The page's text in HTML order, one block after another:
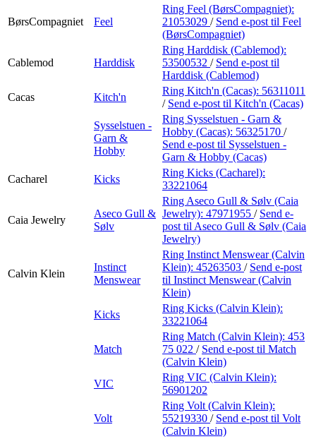
BørsCompagniet Feel
Ring Feel (BørsCompagniet):
21053029 / Send e-post til Feel
(BørsCompagniet)
Cablemod Harddisk
Ring Harddisk (Cablemod):
53500532 / Send e-post til
Harddisk (Cablemod)
Cacas
Kitch'n
Ring Kitch'n (Cacas): 56311011
/ Send e-post til Kitch'n (Cacas)
Sysselstuen -
Garn &
Hobby
Ring Sysselstuen - Garn &
Hobby (Cacas): 56325170 /
Send e-post til Sysselstuen -
Garn & Hobby (Cacas)
Cacharel
Kicks
Ring Kicks (Cacharel):
33221064
Caia Jewelry
Aseco Gull &
Sølv
Ring Aseco Gull & Sølv (Caia
Jewelry): 47971955 / Send e-
post til Aseco Gull & Sølv (Caia
Jewelry)
Calvin Klein
Instinct
Menswear
Ring Instinct Menswear (Calvin
Klein): 45263503 / Send e-post
til Instinct Menswear (Calvin
Klein)
Kicks
Ring Kicks (Calvin Klein):
33221064
Match
Ring Match (Calvin Klein): 453
75 022 / Send e-post til Match
(Calvin Klein)
VIC
Ring VIC (Calvin Klein):
56901202
Volt
Ring Volt (Calvin Klein):
55219330 / Send e-post til Volt
(Calvin Klein)